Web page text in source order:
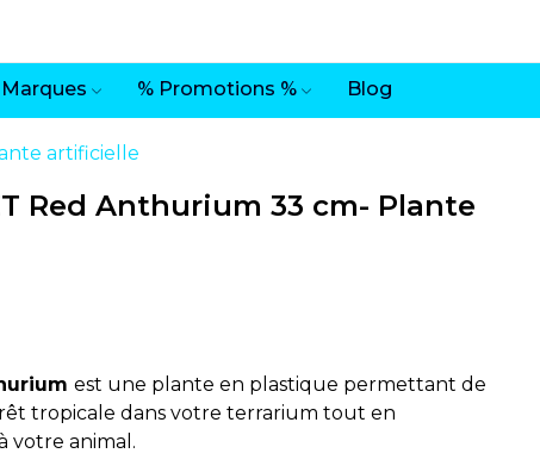
Marques % Promotions % Blog
artificielle
Red Anthurium 33 cm- Plante
est une plante en plastique permettant de
tropicale dans votre terrarium tout en
votre animal.